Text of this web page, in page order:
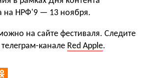
на НРФ'9 — 13 ноября.
на сайте фестиваля. Следите
канале Red Apple.